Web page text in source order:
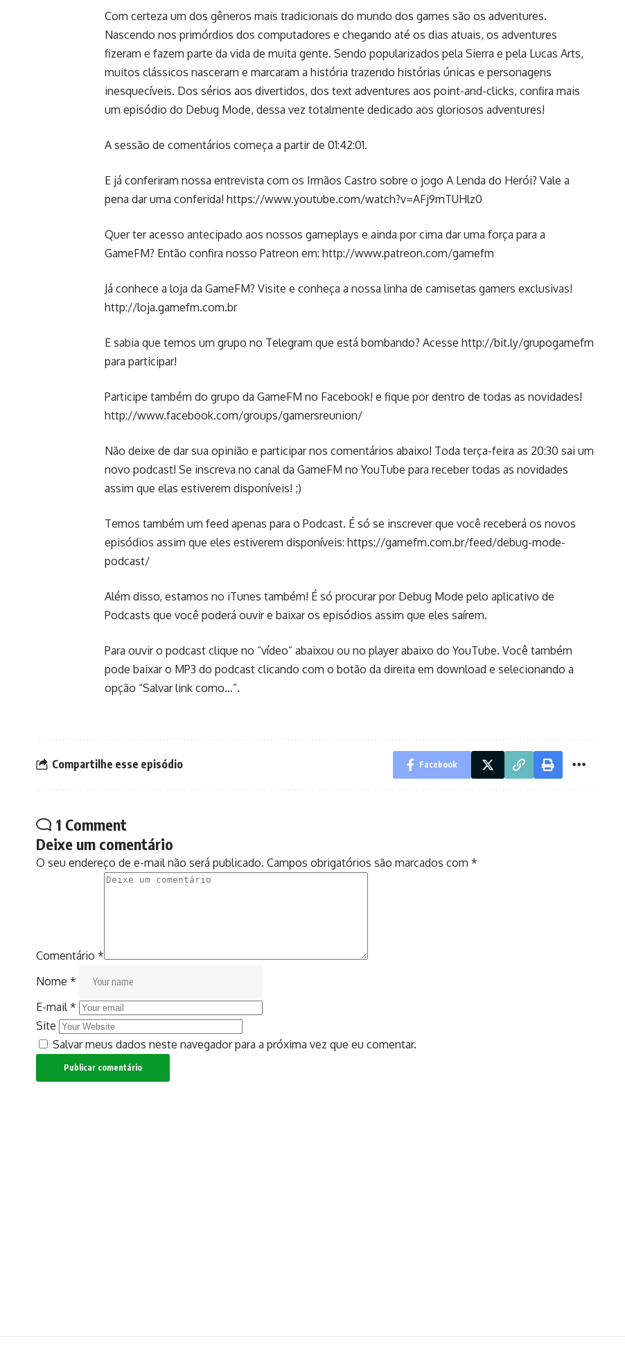
Com certeza um dos gêneros mais tradicionais do mundo dos games são os adventures.
Nascendo nos primórdios dos computadores e chegando até os dias atuais, os adventures
fizeram e fazem parte da vida de muita gente. Sendo popularizados pela Sierra e pela Lucas Arts,
muitos clássicos nasceram e marcaram a história trazendo histórias únicas e personagens
inesquecíveis. Dos sérios aos divertidos, dos text adventures aos point-and-clicks, confira mais
um episódio do Debug Mode, dessa vez totalmente dedicado aos gloriosos adventures!
A sessão de comentários começa a partir de 01:42:01.
E já conferiram nossa entrevista com os Irmãos Castro sobre o jogo A Lenda do Herói? Vale a
pena dar uma conferida! https://www.youtube.com/watch?v=AFj9mTUHlz0
Quer ter acesso antecipado aos nossos gameplays e ainda por cima dar uma força para a
GameFM? Então confira nosso Patreon em: http://www.patreon.com/gamefm
Já conhece a loja da GameFM? Visite e conheça a nossa linha de camisetas gamers exclusivas!
http://loja.gamefm.com.br
E sabia que temos um grupo no Telegram que está bombando? Acesse http://bit.ly/grupogamefm
para participar!
Participe também do grupo da GameFM no Facebook! e fique por dentro de todas as novidades!
http://www.facebook.com/groups/gamersreunion/
Não deixe de dar sua opinião e participar nos comentários abaixo! Toda terça-feira as 20:30 sai um
novo podcast! Se inscreva no canal da GameFM no YouTube para receber todas as novidades
assim que elas estiverem disponíveis! ;)
Temos também um feed apenas para o Podcast. É só se inscrever que você receberá os novos
episódios assim que eles estiverem disponíveis: https://gamefm.com.br/feed/debug-mode-
podcast/
Além disso, estamos no iTunes também! É só procurar por Debug Mode pelo aplicativo de
Podcasts que você poderá ouvir e baixar os episódios assim que eles saírem.
Para ouvir o podcast clique no “vídeo” abaixou ou no player abaixo do YouTube. Você também
pode baixar o MP3 do podcast clicando com o botão da direita em download e selecionando a
opção “Salvar link como…”.
Compartilhe esse episódio Facebook
1 Comment
Deixe um comentário
O seu endereço de e-mail não será publicado. Campos obrigatórios são marcados com *
Comentário *
Nome *
E-mail *
Site
Salvar meus dados neste navegador para a próxima vez que eu comentar.